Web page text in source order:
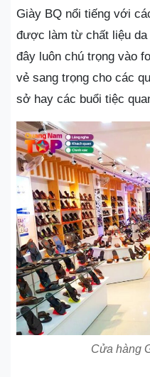
Giày BQ nổi tiếng với
được làm từ chất liệu
đây luôn chú trọng vào
vẻ sang trọng cho các
sở hay các buổi tiệc
Cửa hàng